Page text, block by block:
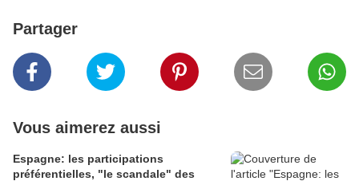
Partager
Vous aimerez aussi
Espagne: les participations
préférentielles, "le scandale" des